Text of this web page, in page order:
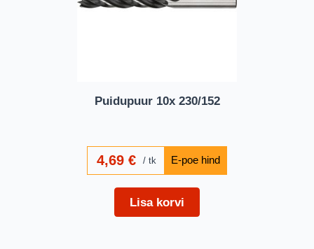
Puidupuur 10x 230/152
4,69€ tk
Lisa korvi